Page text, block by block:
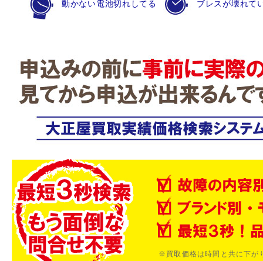
動かない電池切れしてる ブレスが壊れて
※買取価格は時間と共に下が